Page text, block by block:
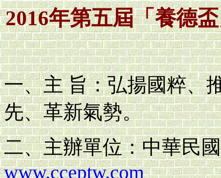
2016年第五屆「養德
一、主 旨：弘揚國粹、
先、革新氣勢。
二、主辦單位：中華民
www.cceptw.com